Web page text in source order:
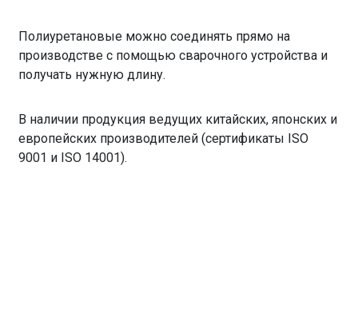
Полиуретановые можно соединять прямо на
производстве с помощью сварочного устройства и
получать нужную длину.
В наличии продукция ведущих китайских, японских и
европейских производителей (сертификаты ISO
9001 и ISO 14001).